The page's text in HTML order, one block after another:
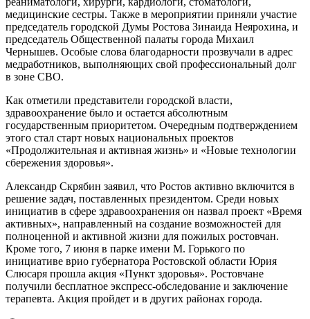
медицинские сестры. Также в мероприятии приняли участие
председатель городской Думы Ростова Зинаида Неярохина, и
председатель Общественной палаты города Михаил
Чернышев. Особые слова благодарности прозвучали в адрес
медработников, выполняющих свой профессиональный долг
в зоне СВО.
Как отметили представители городской власти,
здравоохранение было и остается абсолютным
государственным приоритетом. Очередным подтверждением
этого стал старт новых национальных проектов
«Продолжительная и активная жизнь» и «Новые технологии
сбережения здоровья».
Александр Скрябин заявил, что Ростов активно включится в
решение задач, поставленных президентом. Среди новых
инициатив в сфере здравоохранения он назвал проект «Время
активных», направленный на создание возможностей для
полноценной и активной жизни для пожилых ростовчан.
Кроме того, 7 июня в парке имени М. Горького по
инициативе врио губернатора Ростовской области Юрия
Слюсаря прошла акция «Пункт здоровья». Ростовчане
получили бесплатное экспресс-обследование и заключение
терапевта. Акция пройдет и в других районах города.